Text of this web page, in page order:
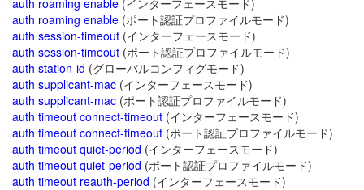
auth roaming enable (インターフェースモード)
auth roaming enable (ポート認証プロファイルモード)
auth session-timeout (インターフェースモード)
auth session-timeout (ポート認証プロファイルモード)
auth station-id (グローバルコンフィグモード)
auth supplicant-mac (インターフェースモード)
auth supplicant-mac (ポート認証プロファイルモード)
auth timeout connect-timeout (インターフェースモード)
auth timeout connect-timeout (ポート認証プロファイルモード)
auth timeout quiet-period (インターフェースモード)
auth timeout quiet-period (ポート認証プロファイルモード)
auth timeout reauth-period (インターフェースモード)